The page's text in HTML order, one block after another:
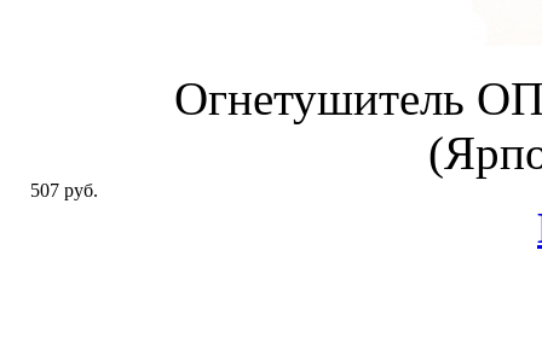
Огнетушитель
507 руб.